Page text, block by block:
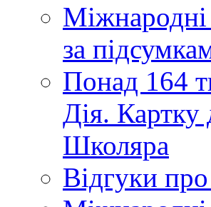
за
Понад 164
Дія.
Школяра
Відгуки